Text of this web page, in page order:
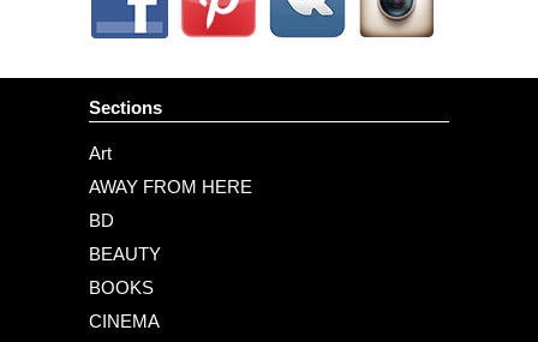
Sections
Art
AWAY FROM HERE
BD
BEAUTY
BOOKS
CINEMA